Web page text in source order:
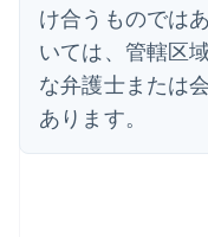
け合うものでは
いては、管轄区
な弁護士または
あります。
エストニア
English
オーストラリア
English
オーストリア
DeutschEnglish
オランダ